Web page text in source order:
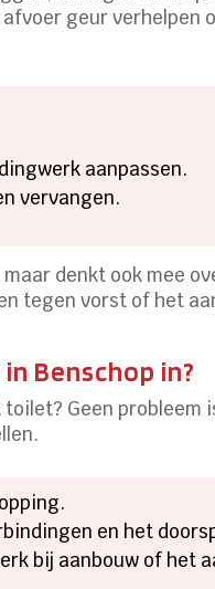
geur verhelpen
aanpassen.
vervangen.
denkt ook mee
tegen vorst of het
Benschop in?
Geen probleem
en het
bij aanbouw of het